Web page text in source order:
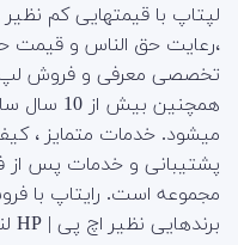
لپتاپ با قیمتهایی کم
،رعایت حق الناس و قیمت
تخصصی معرفی و فروش لپ
همچنین
میشود. خدمات متمایز ،
پشتیبانی و خدمات پس از
مجموعه است. رایتاپ با